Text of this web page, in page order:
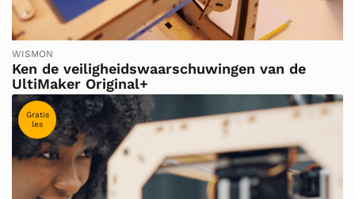
WISMON
Ken de veiligheidswaarschuwingen van de
UltiMaker Original+
Gratis
les